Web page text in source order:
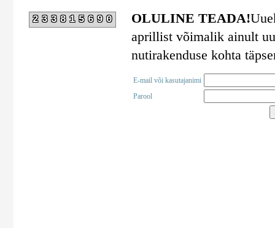
233815690
OLULINE TEADA!
aprillist võimalik ainult
nutirakenduse kohta
E-mail või kasutajanimi
Parool